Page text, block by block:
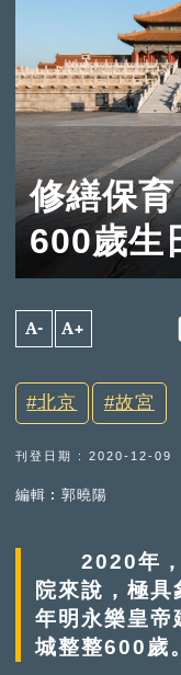
修繕保
600歲生
A- A+
北京 故宮
刊登日期 : 2020-12-09
編輯︰郭曉陽
2020年，
院來說，極
年明永樂皇
城整整600歲。